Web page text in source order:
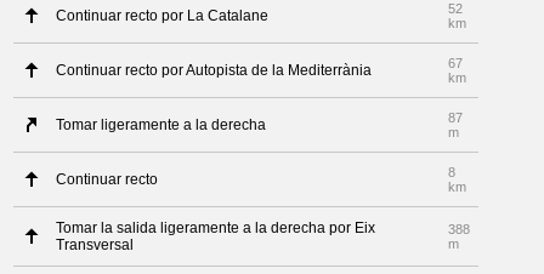
Continuar recto por La Catalane
52
km
Continuar recto por Autopista de la Mediterrània
67
km
Tomar ligeramente a la derecha
87
m
Continuar recto
8
km
Tomar la salida ligeramente a la derecha por Eix
Transversal
388
m